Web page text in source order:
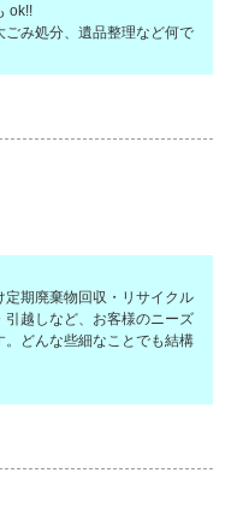
ok!!
み処分、遺品整理など何で
期廃棄物回収・リサイクル
越しなど、お客様のニーズ
どんな些細なことでも結構